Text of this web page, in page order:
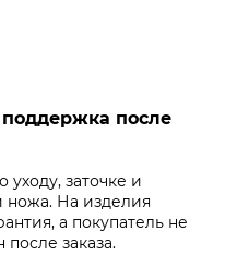
поддержка после
заточке и
ножа. На изделия
а покупатель не
после заказа.